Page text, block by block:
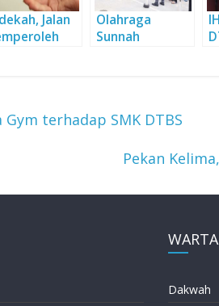
Jalan
Olahraga
Sunnah
terhadap SMK DTBS
Pekan
WARTA
Dakwah